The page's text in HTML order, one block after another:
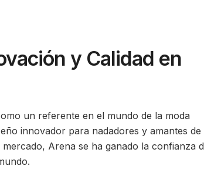
y Calidad en
un referente en el mundo de la moda
innovador para nadadores y amantes de
Arena se ha ganado la confianza